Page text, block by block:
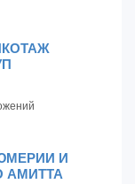
И
АМИТТА